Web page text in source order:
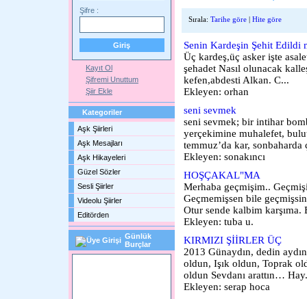
Şifre :
Kayıt Ol
Şifremi Unuttum
Şiir Ekle
Kategoriler
Aşk Şiirleri
Aşk Mesajları
Aşk Hikayeleri
Güzel Sözler
Sesli Şiirler
Videolu Şiirler
Editörden
Günlük
Burçlar
Sırala: Tarihe göre | Hite göre
Senin Kardeşin Şehit Edildi
Üç kardeş,üç asker işte
şehadet Nasıl olunacak
kefen,abdesti Alkan. C...
Ekleyen: orhan
seni sevmek
seni sevmek; bir intihar
yerçekimine muhalefet,
temmuz’da kar, sonbaharda
Ekleyen: sonakıncı
HOŞÇAKAL"MA
Merhaba geçmişim..
Geçmemişsen bile
Otur sende kalbim karşıma.
Ekleyen: tuba u.
KIRMIZI ŞİİRLER ÜÇ
2013 Günaydın, dedin
oldun, Işık oldun, Toprak
oldun Sevdanı arattın…
Ekleyen: serap hoca